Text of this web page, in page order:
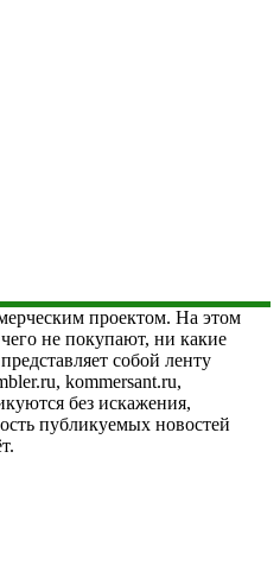
проектом. На этом
не покупают, ни какие
собой ленту
kommersant.ru,
без искажения,
публикуемых новостей